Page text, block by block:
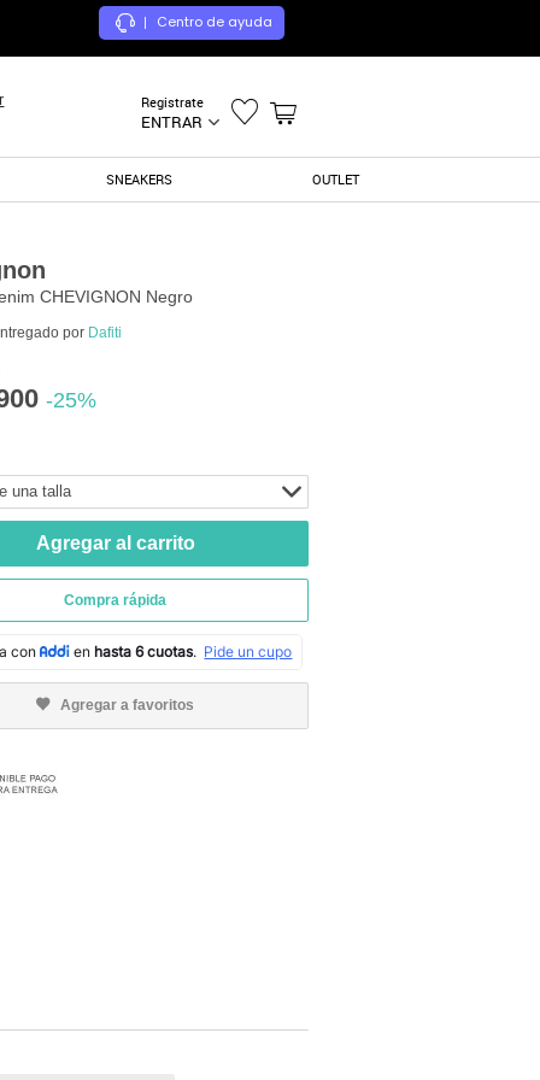
| Centro de ayuda
Registrate
ENTRAR
SNEAKERS OUTLET
CHEVIGNON Negro
por Dafiti
-25%
una talla
Agregar al carrito
Compra rápida
Agregar a favoritos